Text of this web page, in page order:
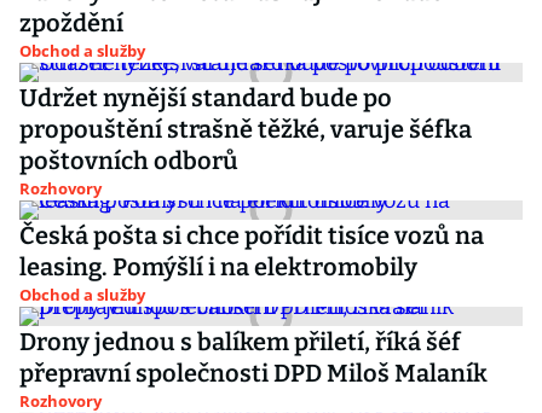
zpoždění
Obchod a služby
Udržet nynější standard bude po
propouštění strašně těžké, varuje šéfka
poštovních odborů
Rozhovory
Česká pošta si chce pořídit tisíce vozů na
leasing. Pomýšlí i na elektromobily
Obchod a služby
Drony jednou s balíkem přiletí, říká šéf
přepravní společnosti DPD Miloš Malaník
Rozhovory